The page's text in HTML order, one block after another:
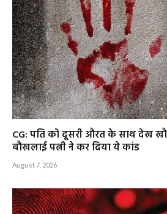
CG: पति को दूसरी औरत के साथ देख
बौखलाई पत्नी ने कर दिया ये कांड
August 7, 2026